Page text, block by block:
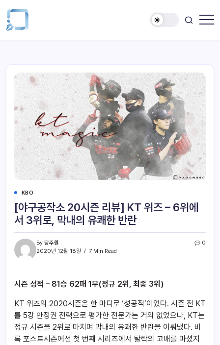
KBO
[야구공작소 20시즌 리뷰] KT 위즈 – 6위에
서 3위로, 막내의 유쾌한 반란
By 당주원
2020년 12월 18일
7 Min Read
0
시즌 성적 – 81승 62패 1무(정규 2위, 최종 3위)
KT 위즈의 2020시즌은 한 마디로 ‘성공적’이었다. 시즌 전 KT
를 5강 안정권 전력으로 평가한 전문가는 거의 없었으나, KT는
정규 시즌을 2위로 마치며 막내의 유쾌한 반란을 이뤄냈다. 비
록 포스트시즌에선 첫 번째 시리즈에서 탈락의 고배를 마셨지